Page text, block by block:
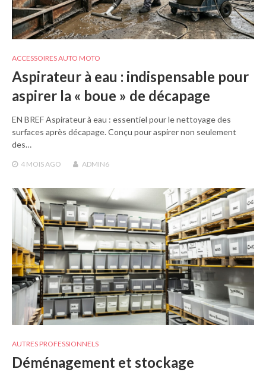
ACCESSOIRES AUTO MOTO
Aspirateur à eau : indispensable pour
aspirer la « boue » de décapage
EN BREF Aspirateur à eau : essentiel pour le nettoyage des
surfaces après décapage. Conçu pour aspirer non seulement
des…
4 MOISAGO ADMIN6
AUTRES PROFESSIONNELS
Déménagement et stockage